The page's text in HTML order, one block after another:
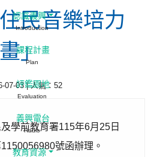
民音樂培力
」
07-03 | 人氣：52
學前教育署115年6月25日
號函辦理。
認識義興
Introduction
課程計畫
Plan
評鑑園地
Evaluation
義興電台
Radio
教育資源